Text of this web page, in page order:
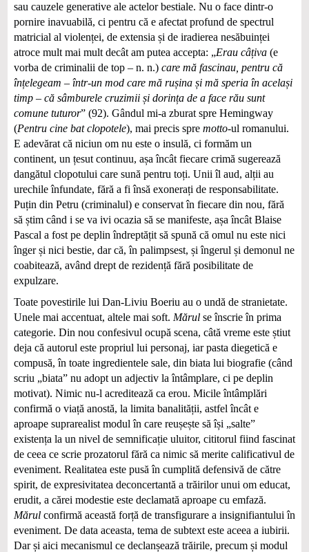
sau cauzele generative ale actelor bestiale. Nu o face dintr-o
pornire inavuabilă, ci pentru că e afectat profund de spectrul
matricial al violenței, de extensia și de iradierea nesăbuinței
atroce mult mai mult decât am putea accepta: „Erau câțiva (e
vorba de criminalii de top – n. n.)care mă fascinau, pentru că
înțelegeam – într-un mod care mă rușina și mă speria în același
timp – că sâmburele cruzimii și dorința de a face rău sunt
comune tuturor” (92). Gândul mi-a zburat spre Hemingway
(Pentru cine bat clopotele), mai precis spre motto-ul romanului.
E adevărat că niciun om nu este o insulă, ci formăm un
continent, un țesut continuu, așa încât fiecare crimă sugerează
dangătul clopotului care sună pentru toți. Unii îl aud, alții au
urechile înfundate, fără a fi însă exonerați de responsabilitate.
Puțin din Petru (criminalul) e conservat în fiecare din nou, fără
să știm când i se va ivi ocazia să se manifeste, așa încât Blaise
Pascal a fost pe deplin îndreptățit să spună că omul nu este nici
înger și nici bestie, dar că, în palimpsest, și îngerul și demonul ne
coabitează, având drept de rezidență fără posibilitate de
expulzare.
Toate povestirile lui Dan-Liviu Boeriu au o undă de stranietate.
Unele mai accentuat, altele mai soft. Mărulse înscrie în prima
categorie. Din nou confesivul ocupă scena, câtă vreme este știut
deja că autorul este propriul lui personaj, iar pasta diegetică e
compusă, în toate ingredientele sale, din biata lui biografie (când
scriu „biata” nu adopt un adjectiv la întâmplare, ci pe deplin
motivat). Nimic nu-l acreditează ca erou. Micile întâmplări
confirmă o viață anostă, la limita banalității, astfel încât e
aproape suprarealist modul în care reușește să își „salte”
existența la un nivel de semnificație uluitor, cititorul fiind fascinat
de ceea ce scrie prozatorul fără ca nimic să merite calificativul de
eveniment. Realitatea este pusă în cumplită defensivă de către
spirit, de expresivitatea deconcertantă a trăirilor unui om educat,
erudit, a cărei modestie este declamată aproape cu emfază.
Mărul confirmă această forță de transfigurare a insignifiantului în
eveniment. De data aceasta, tema de subtext este aceea a iubirii.
Dar și aici mecanismul ce declanșează trăirile, precum și modul